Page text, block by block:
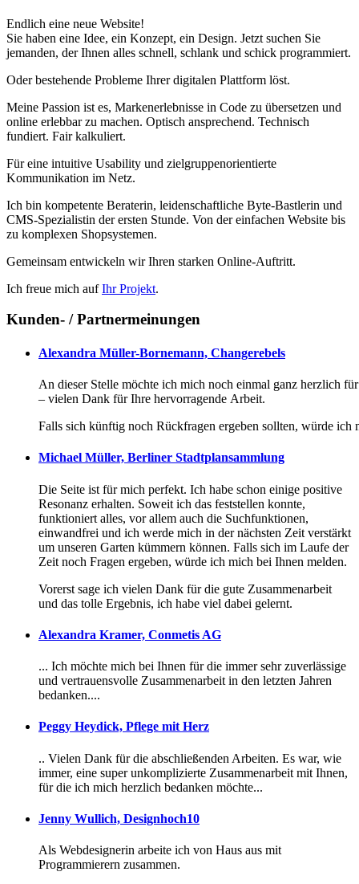
Endlich eine neue Website!
Sie haben eine Idee, ein Konzept, ein Design. Jetzt suchen Sie
jemanden, der Ihnen alles schnell, schlank und schick programmiert.
Oder bestehende Probleme Ihrer digitalen Plattform löst.
Meine Passion ist es, Markenerlebnisse in Code zu übersetzen und
online erlebbar zu machen. Optisch ansprechend. Technisch
fundiert. Fair kalkuliert.
Für eine intuitive Usability und zielgruppenorientierte
Kommunikation im Netz.
Ich bin kompetente Beraterin, leidenschaftliche Byte-Bastlerin und
CMS-Spezialistin der ersten Stunde. Von der einfachen Website bis
zu komplexen Shopsystemen.
Gemeinsam entwickeln wir Ihren starken Online-Auftritt.
Ich freue mich aufIhr Projekt.
Kunden- / Partnermeinungen
Alexandra Müller-Bornemann, Changerebels
An dieser Stelle möchte ich mich noch einmal ganz herzlich
– vielen Dank für Ihre hervorragende Arbeit.
Falls sich künftig noch Rückfragen ergeben sollten, würde
Michael Müller, Berliner Stadtplansammlung
Die Seite ist für mich perfekt. Ich habe schon einige positive
Resonanz erhalten. Soweit ich das feststellen konnte,
funktioniert alles, vor allem auch die Suchfunktionen,
einwandfrei und ich werde mich in der nächsten Zeit verstärkt
um unseren Garten kümmern können. Falls sich im Laufe der
Zeit noch Fragen ergeben, würde ich mich bei Ihnen melden.
Vorerst sage ich vielen Dank für die gute Zusammenarbeit
und das tolle Ergebnis, ich habe viel dabei gelernt.
Alexandra Kramer, Conmetis AG
... Ich möchte mich bei Ihnen für die immer sehr zuverlässige
und vertrauensvolle Zusammenarbeit in den letzten Jahren
bedanken....
Peggy Heydick, Pflege mit Herz
.. Vielen Dank für die abschließenden Arbeiten. Es war, wie
immer, eine super unkomplizierte Zusammenarbeit mit Ihnen,
für die ich mich herzlich bedanken möchte...
Jenny Wullich, Designhoch10
Als Webdesignerin arbeite ich von Haus aus mit
Programmierern zusammen.